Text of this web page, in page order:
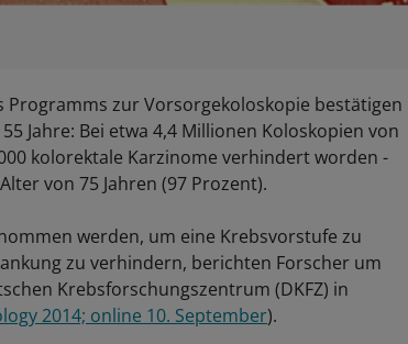
Programms zur Vorsorgekoloskopie bestätigen
Jahre: Bei etwa 4,4 Millionen Koloskopien von
kolorektale Karzinome verhindert worden -
von 75 Jahren (97 Prozent).
werden, um eine Krebsvorstufe zu
zu verhindern, berichten Forscher um
Krebsforschungszentrum (DKFZ) in
2014; online 10. September).